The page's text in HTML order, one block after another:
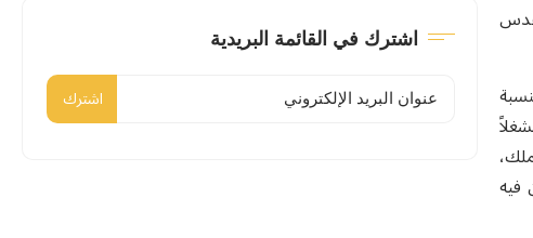
فيه
اشترك في القائمة البريدية
اشترك